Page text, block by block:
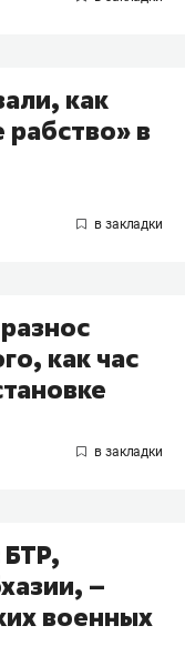
как
в
как час
–
военных